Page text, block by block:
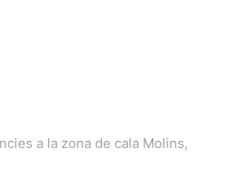
a la zona de cala Molins,